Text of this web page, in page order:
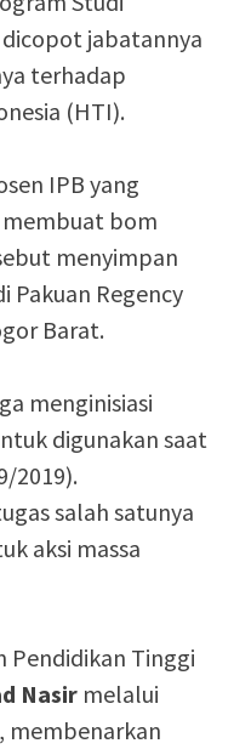
jabatannya
terhadap
(HTI).
IPB yang
membuat bom
menyimpan
Pakuan Regency
Barat.
menginisiasi
digunakan saat
2019).
salah satunya
aksi massa
Pendidikan Tinggi
Nasir melalui
membenarkan